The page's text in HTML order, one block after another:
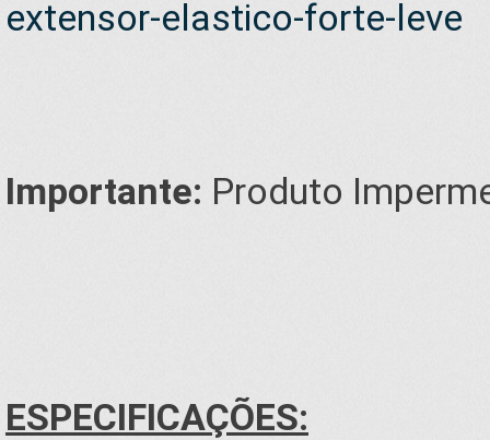
extensor-elastico-forte-leve
Importante: Produto
ESPECIFICAÇÕES: